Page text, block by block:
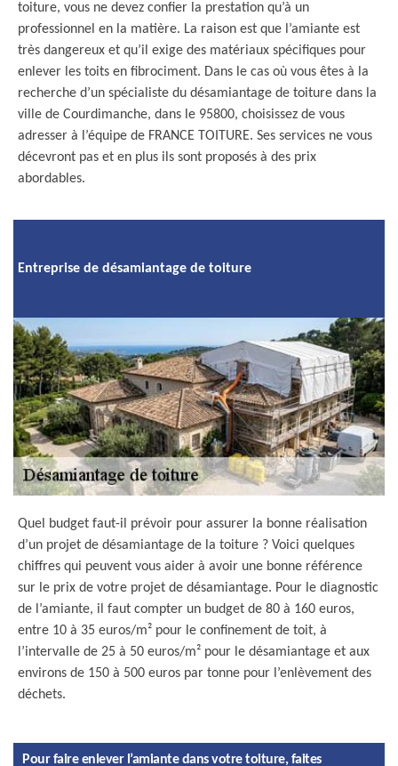
toiture, vous ne devez confier la prestation qu’à un
professionnel en la matière. La raison est que l’amiante est
très dangereux et qu’il exige des matériaux spécifiques pour
enlever les toits en fibrociment. Dans le cas où vous êtes à la
recherche d’un spécialiste du désamiantage de toiture dans la
ville de Courdimanche, dans le 95800, choisissez de vous
adresser à l’équipe de FRANCE TOITURE. Ses services ne vous
décevront pas et en plus ils sont proposés à des prix
abordables.
Entreprise de désamiantage de toiture
Quel budget faut-il prévoir pour assurer la bonne réalisation
d’un projet de désamiantage de la toiture ? Voici quelques
chiffres qui peuvent vous aider à avoir une bonne référence
sur le prix de votre projet de désamiantage. Pour le diagnostic
de l’amiante, il faut compter un budget de 80 à 160 euros,
entre 10 à 35 euros/m² pour le confinement de toit, à
l’intervalle de 25 à 50 euros/m² pour le désamiantage et aux
environs de 150 à 500 euros par tonne pour l’enlèvement des
déchets.
Pour faire enlever l’amiante dans votre toiture, faites